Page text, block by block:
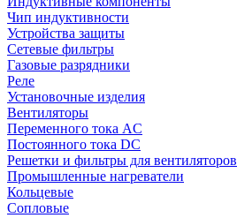
Чип индуктивности
Устройства защиты
Сетевые фильтры
Газовые разрядники
Реле
Установочные изделия
Вентиляторы
Переменного тока AC
Постоянного тока DC
Решетки и фильтры для вентиляторов
Промышленные нагреватели
Кольцевые
Сопловые